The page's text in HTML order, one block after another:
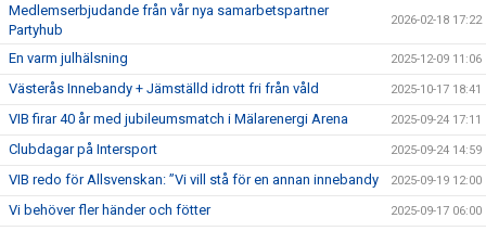
Medlemserbjudande från vår nya samarbetspartner
Partyhub
2026-02-18 17:22
En varm julhälsning 2025-12-09 11:06
Västerås Innebandy + Jämställd idrott fri från våld 2025-10-17 18:41
VIB firar 40 år med jubileumsmatch i Mälarenergi Arena 2025-09-24 17:11
Clubdagar på Intersport 2025-09-24 14:59
VIB redo för Allsvenskan: ”Vi vill stå för en annan innebandy 2025-09-19 12:00
Vi behöver fler händer och fötter 2025-09-17 06:00